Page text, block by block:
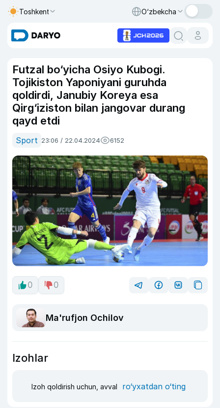
Toshkent O‘zbekcha
Futzal bo‘yicha Osiyo Kubogi.
Tojikiston Yaponiyani guruhda
qoldirdi, Janubiy Koreya esa
Qirg‘iziston bilan jangovar durang
qayd etdi
Sport 23:06 / 22.04.2024 6152
0 0
Ma'rufjon Ochilov
Izohlar
Izoh qoldirish uchun, avval ro‘yxatdan o‘ting